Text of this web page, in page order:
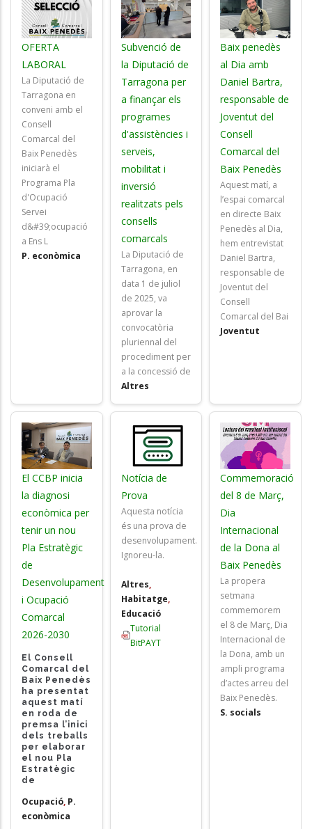
OFERTA
LABORAL
La Diputació de
Tarragona en
conveni amb el
Consell
Comarcal del
Baix Penedès
iniciarà el
Programa Pla
d'Ocupació
Servei
d&#39;ocupació
a Ens L
P. econòmica
Subvenció de
la Diputació de
Tarragona per
a finançar els
programes
d'assistències i
serveis,
mobilitat i
inversió
realitzats pels
consells
comarcals
La Diputació de
Tarragona, en
data 1 de juliol
de 2025, va
aprovar la
convocatòria
pluriennal del
procediment per
a la concessió de
Altres
Baix penedès
al Dia amb
Daniel Bartra,
responsable de
Joventut del
Consell
Comarcal del
Baix Penedès
Aquest matí, a
l’espai comarcal
en directe Baix
Penedès al Dia,
hem entrevistat
Daniel Bartra,
responsable de
Joventut del
Consell
Comarcal del Bai
Joventut
El CCBP inicia
la diagnosi
econòmica per
tenir un nou
Pla Estratègic
de
Desenvolupament
i Ocupació
Comarcal
2026-2030
El Consell
Comarcal del
Baix Penedès
ha presentat
aquest matí
en roda de
premsa l’inici
dels treballs
per elaborar
el nou Pla
Estratègic
de
Ocupació, P.
econòmica
Notícia de
Prova
Aquesta notícia
és una prova de
desenvolupament.
Ignoreu-la.
Altres,
Habitatge,
Educació
Tutorial
BitPAYT
Commemoració
del 8 de Març,
Dia
Internacional
de la Dona al
Baix Penedès
La propera
setmana
commemorem
el 8 de Març, Dia
Internacional de
la Dona, amb un
ampli programa
d’actes arreu del
Baix Penedès.
S. socials